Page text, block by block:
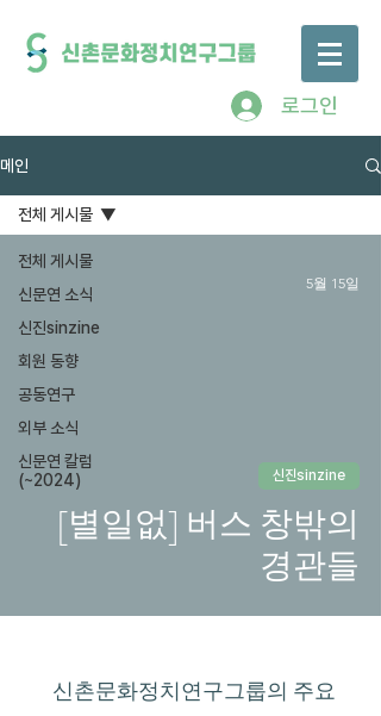
로그인
메인
전체 게시물
신문연 소식
신진sinzine
회원 동향
공동연구
외부 소식
신문연 칼럼
(~2024)
전체 게시물
[별일없] 버스 창밖의
경관들
신진sinzine
5월 15일
신촌문화정치연구그룹의 주요